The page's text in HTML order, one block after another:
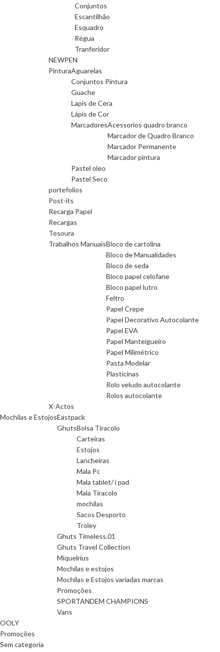
Conjuntos
Escantilhão
Esquadro
Régua
Tranferidor
NEWPEN
PinturaAguarelas
Conjuntos Pintura
Guache
Lapis de Cera
Lápis de Cor
MarcadoresAcessorios quadro branco
Marcador de Quadro Branco
Marcador Permanente
Marcador pintura
Pastel oleo
Pastel Seco
portefolios
Post-its
Recarga Papel
Recargas
Tesoura
Trabalhos ManuaisBloco de cartolina
Bloco de Manualidades
Bloco de seda
Bloco papel celofane
Bloco papel lutro
Feltro
Papel Crepe
Papel Decorativo Autocolante
Papel EVA
Papel Manteigueiro
Papel Milimétrico
Pasta Modelar
Plasticinas
Rolo veludo autocolante
Rolos autocolante
X-Actos
Mochilas e EstojosEastpack
GhutsBolsa Tiracolo
Carteiras
Estojos
Lancheiras
Mala Pc
Mala tablet/ i pad
Mala Tiracolo
mochilas
Sacos Desporto
Troley
Ghuts Timeless.01
Ghuts Travel Collection
Miquelrius
Mochilas e estojos
Mochilas e Estojos variadas marcas
Promoções
SPORTANDEM CHAMPIONS
Vans
OOLY
Promoções
Sem categoria